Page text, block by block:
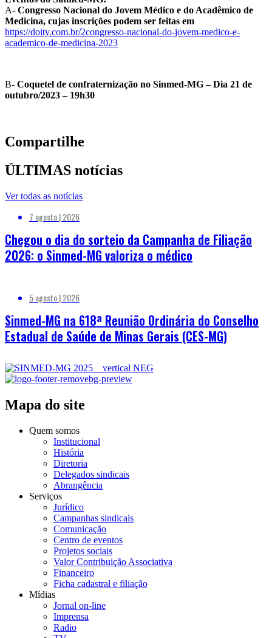
A- Congresso Nacional do Jovem Médico e do Acadêmico de
Medicina, cujas inscrições podem ser feitas em
https://doity.com.br/2congresso-nacional-do-jovem-medico-e-
academico-de-medicina-2023
B- Coquetel de confraternização no Sinmed-MG – Dia 21 de
outubro/2023 – 19h30
Compartilhe
ÚLTIMAS notícias
Ver todas as notícias
7 agosto | 2026
Chegou o dia do sorteio da Campanha de Filiação
2026: o Sinmed-MG valoriza o médico
5 agosto | 2026
Sinmed-MG na 618ª Reunião Ordinária do Conselho
Estadual de Saúde de Minas Gerais (CES-MG)
Mapa do site
Quem somos
Institucional
História
Diretoria
Delegados sindicais
Abrangência
Serviços
Jurídico
Campanhas sindicais
Comunicação
Centro de eventos
Projetos sociais
Valor Contribuição Associativa
Financeiro
Ficha cadastral e filiação
Mídias
Jornal on-line
Imprensa
Radio